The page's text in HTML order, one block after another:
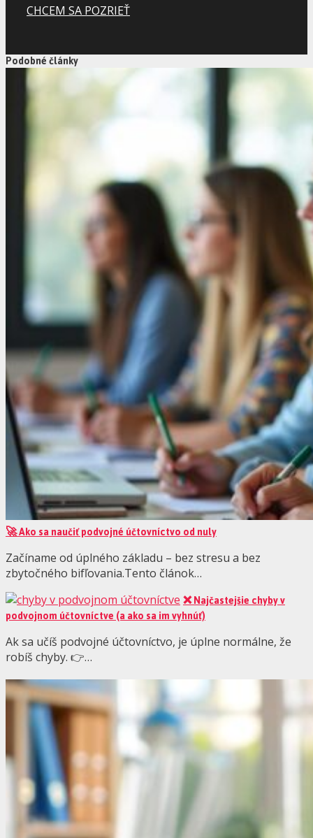
CHCEM SA POZRIEŤ
Podobné články
🚀 Ako sa naučiť podvojné účtovníctvo od nuly
Začíname od úplného základu – bez stresu a bez
zbytočného bifľovania.Tento článok…
❌ Najčastejšie chyby v
podvojnom účtovníctve (a ako sa im vyhnúť)
Ak sa učíš podvojné účtovníctvo, je úplne normálne, že
robíš chyby. 👉…